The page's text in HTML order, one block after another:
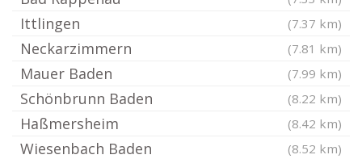
Ittlingen (7.37 km)
Neckarzimmern (7.81 km)
Mauer Baden (7.99 km)
Schönbrunn Baden (8.22 km)
Haßmersheim (8.42 km)
Wiesenbach Baden (8.52 km)